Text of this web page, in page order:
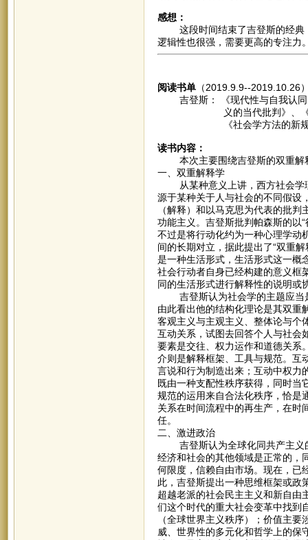
感想：
这段时间结束了吉登斯的经典，
逻辑性也很强，需要更高的专注力
阅读书单（2019.9.9--2019.10.26
吉登斯： 《现代性与自我认同
义的当代批判》、《欧洲模
《社会学方法的新规则》
读书内容：
本次主要围绕吉登斯的双重解
一、双重解释学
从某种意义上讲，西方社会学理
源于某种关于人与社会的不同假设
（解释）和以马克思为代表的批
功能主义。吉登斯批判帕森斯的以
不过是将行动化约为一种心理学动
间的长期对立，据此提出了“双重
是一种生活形式，生活形式这一
社会行动者自身已经构建的意义框
同的生活形式进行解释性的说明或
吉登斯认为社会学的主题应当是
由此看出他的结构化理论是其双重
客观主义与主观主义、整体论与个
互动关系，试图去回答个人与社会
要素是交往、权力运作和道德关系
介则是解释框架、工具与规范。互
言说和行为制造出来；互动中权力
既由一种支配性秩序获得，同时当
规范的运用来自合法化秩序，恰是
关系在时间流程中的再生产，在时
任。
二、激进政治
吉登斯认为全球化同共产主义的
经济和社会的其他领域是正常的，
何限度，信赖自由市场。现在，已
此，吉登斯提出一种思维框架或政
超越老派的社会民主主义和新自由
们这个时代的重大社会变革中找到
（全球世界主义秩序）；价值主
威、世界性的多元化和哲学上的保